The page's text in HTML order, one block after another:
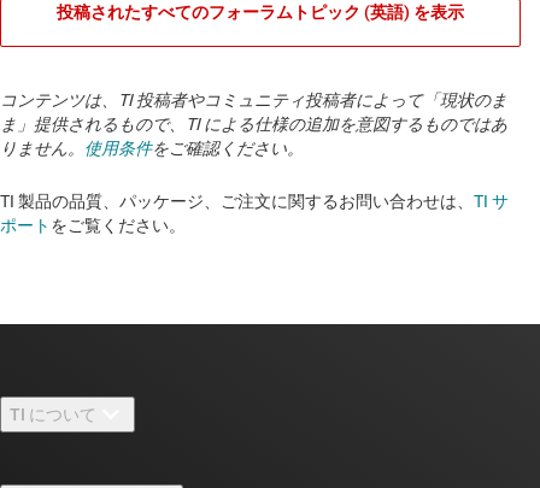
投稿されたすべてのフォーラムトピック (英語) を表示
コンテンツは、TI 投稿者やコミュニティ投稿者によって「現状のま
ま」提供されるもので、TI による仕様の追加を意図するものではあ
りません。 使用条件をご確認ください。
TI 製品の品質、パッケージ、ご注文に関するお問い合わせは、 TI サ
ポート をご覧ください。
TI について